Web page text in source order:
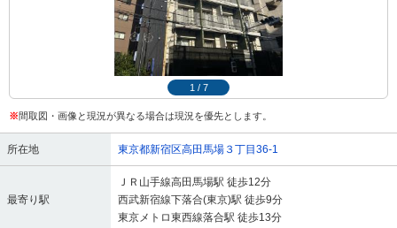
1 / 7
※間取図・画像と現況が異なる場合は現況を優先とします。
所在地 東京都新宿区高田馬場３丁目36-1
最寄り駅
ＪＲ山手線高田馬場駅 徒歩12分
西武新宿線下落合(東京)駅 徒歩9分
東京メトロ東西線落合駅 徒歩13分